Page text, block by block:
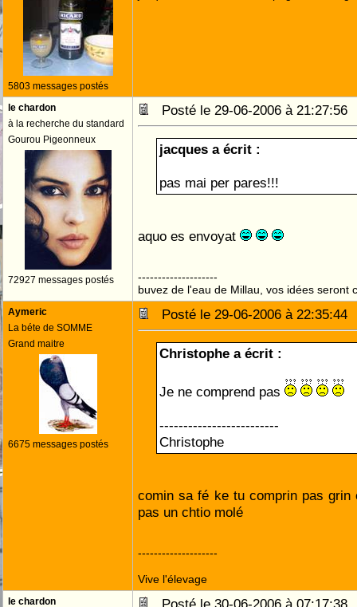
5803 messages postés
le chardon
à la recherche du standard
Gourou Pigeonneux
72927 messages postés
Posté le 29-06-2006 à
jacques a écrit :
pas mai per pares!!!
aquo es envoyat
--------------------
buvez de l'eau de Millau, vos idées seront
Aymeric
La béte de SOMME
Grand maitre
6675 messages postés
Posté le 29-06-2006 à
Christophe a écrit :
Je ne comprend pas
-------------------------
Christophe
comin sa fé ke tu comprin pas grin
pas un chtio molé
--------------------
Vive l'élevage
le chardon Posté le 30-06-2006 à